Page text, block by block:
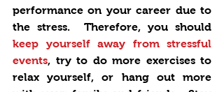
performance on your career due to
keep yourself away from stressful
events, try to do more exercises to
relax yourself, or hang out more